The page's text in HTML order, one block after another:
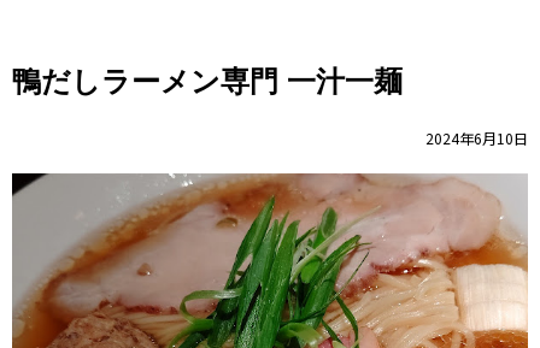
鴨だしラーメン専門 一汁一麺
2024年6月10日